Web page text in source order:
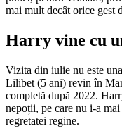
mai mult decât orice gest
Harry vine cu
Vizita din iulie nu este
Lilibet (5 ani) revin în
completă după 2022.
nepoții, pe care nu i-a
regretatei regine.